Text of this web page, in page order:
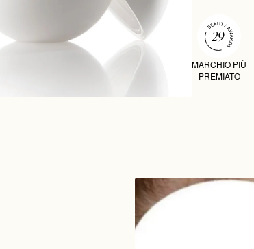
MARCHIO PIÙ
PREMIATO